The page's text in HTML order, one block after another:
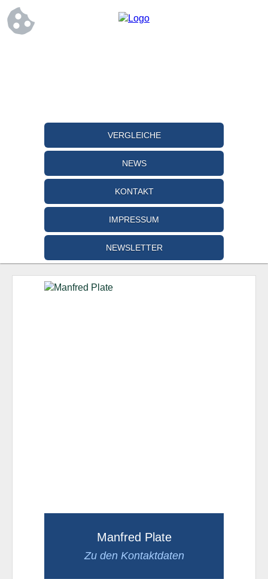
VERGLEICHE
NEWS
KONTAKT
IMPRESSUM
NEWSLETTER
Manfred Plate
Zu den Kontaktdaten